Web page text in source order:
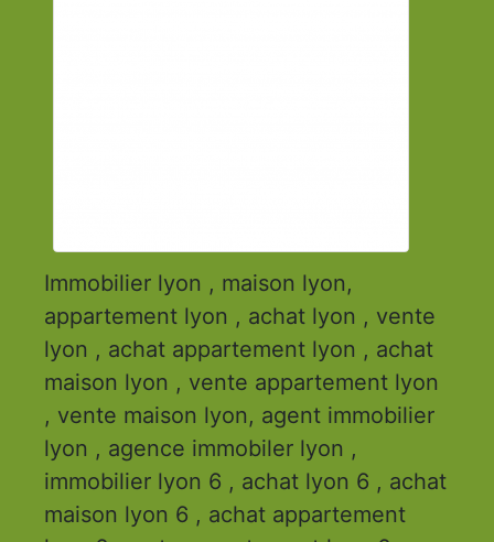
Immobilier lyon , maison lyon,
appartement lyon , achat lyon , vente
lyon , achat appartement lyon , achat
maison lyon , vente appartement lyon
, vente maison lyon, agent immobilier
lyon , agence immobiler lyon ,
immobilier lyon 6 , achat lyon 6 , achat
maison lyon 6 , achat appartement